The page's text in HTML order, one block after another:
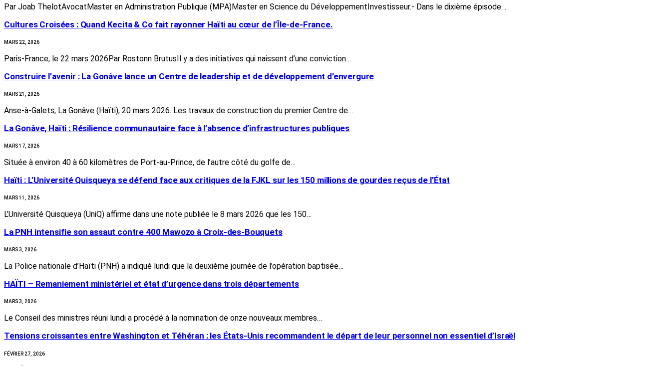
Par Joab ThelotAvocatMaster en Administration Publique (MPA)Master en Science du DéveloppementInvestisseur.- Dans le dixième épisode…
Cultures Croisées : Quand Kecita & Co fait rayonner Haïti au cœur de l’Île-de-France.
MARS 22, 2026
Paris-France, le 22 mars 2026Par Rostonn BrutusIl y a des initiatives qui naissent d’une conviction…
Construire l’avenir : La Gonâve lance un Centre de leadership et de développement d’envergure
MARS 21, 2026
Anse-à-Galets, La Gonâve (Haïti), 20 mars 2026. Les travaux de construction du premier Centre de…
La Gonâve, Haïti : Résilience communautaire face à l’absence d’infrastructures publiques
MARS 17, 2026
Située à environ 40 à 60 kilomètres de Port-au-Prince, de l’autre côté du golfe de…
Haïti : L’Université Quisqueya se défend face aux critiques de la FJKL sur les 150 millions de gourdes reçus de l’État
MARS 11, 2026
L’Université Quisqueya (UniQ) affirme dans une note publiée le 8 mars 2026 que les 150…
La PNH intensifie son assaut contre 400 Mawozo à Croix-des-Bouquets
MARS 3, 2026
La Police nationale d’Haïti (PNH) a indiqué lundi que la deuxième journée de l’opération baptisée…
HAÏTI – Remaniement ministériel et état d’urgence dans trois départements
MARS 3, 2026
Le Conseil des ministres réuni lundi a procédé à la nomination de onze nouveaux membres…
Tensions croissantes entre Washington et Téhéran : les États-Unis recommandent le départ de leur personnel non essentiel d’Israël
FÉVRIER 27, 2026